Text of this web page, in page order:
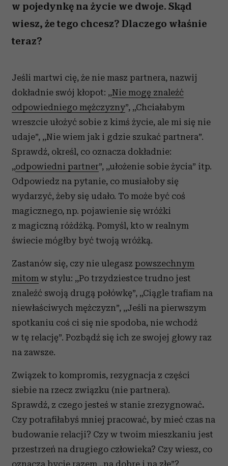
w pojedynkę na życie we dwoje. Skąd
wiesz, że tego chcesz? Dlaczego właśnie
teraz?
Jeśli martwi cię, że nie masz partnera, nazwij
dokładnie swój kłopot: ,,Nie mogę znaleźć
odpowiedniego mężczyzny”, ,,Chciałabym
wreszcie ułożyć sobie z kimś życie, ale mi się nie
udaje”, ,,Nie wiem jak i gdzie szukać partnera”.
Sprawdź, określ, co oznacza dokładnie:
,,odpowiedni partner”, ,,ułożenie sobie życia” itp.
Odpowiedz na pytanie, co musiałoby się
wydarzyć, żeby się udało. To może być coś
magicznego, np. pojawienie się wróżki
z magiczną różdżką. Pomyśl, kto w realnym
świecie mógłby być twoją wróżką.
Zastanów się, czy nie ulegasz powszechnym
mitom w stylu: ,,Po trzydziestce trudno jest
znaleźć swoją drugą połówkę”, ,,Ciągle trafiam na
niewłaściwych mężczyzn”, ,,Jeśli na pierwszym
spotkaniu coś ci się nie spodoba, nie wchodź
w tę relację”. Pozbądź się ich ze swojej głowy raz
na zawsze.
Związek to kompromis, rezygnacja z części
siebie na rzecz związku (nie partnera).
Sprawdź, z czego jesteś w stanie zrezygnować.
Czy potrafiłabyś mniej pracować, by mieć czas na
budowanie relacji? Czy w twoim mieszkaniu jest
przestrzeń na drugiego człowieka? Czy wiesz, co
oznacza bycie razem ,,na dobre i na złe”?